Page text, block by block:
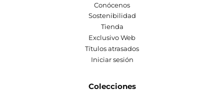
Conócenos
Sostenibilidad
Tienda
Exclusivo Web
Títulos atrasados
Iniciar sesión
Colecciones